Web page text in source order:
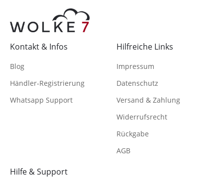
Hilfe & Support
Kontakt & Infos
Blog
Händler-Registrierung
Whatsapp Support
Hilfreiche Links
Impressum
Datenschutz
Versand & Zahlung
Widerrufsrecht
Rückgabe
AGB